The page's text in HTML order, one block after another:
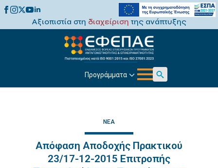
Αξιοπιστία στη διαχείριση της ανάπτυξης
Προγράμματα
Search
ΝΈΑ
Απόφαση Αποδοχής Πρακτικού
23/17-12-2015 Επιτροπής